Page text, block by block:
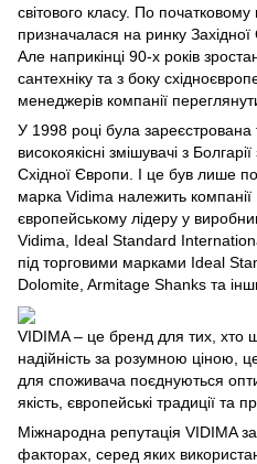
світового класу. По початковому
призначалася на ринку
Але наприкінці 90-х років
сантехніку та з боку
менеджерів компанії переглянути
У 1998 році була зареєстрована
високоякісні змішувачі з
Східної Європи. І це був лише
марка Vidima належить
європейському лідеру у
Vidima, Ideal Standard
під торговими марками Ideal
Dolomite, Armitage Shanks та
VIDIMA – це бренд для тих, хто
надійність за розумною ціною,
для споживача поєднуються
якість, європейські традиції та
Міжнародна репутація VIDIMA
факторах, серед яких